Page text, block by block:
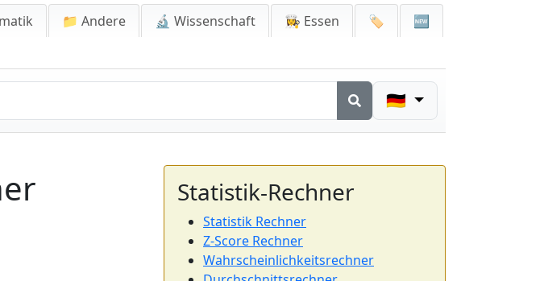
📁 Andere 🔬 Wissenschaft 👩‍🍳 Essen 🏷️
🆕
🇩🇪
Statistik-Rechner
Statistik Rechner
Z-Score Rechner
Wahrscheinlichkeitsrechner